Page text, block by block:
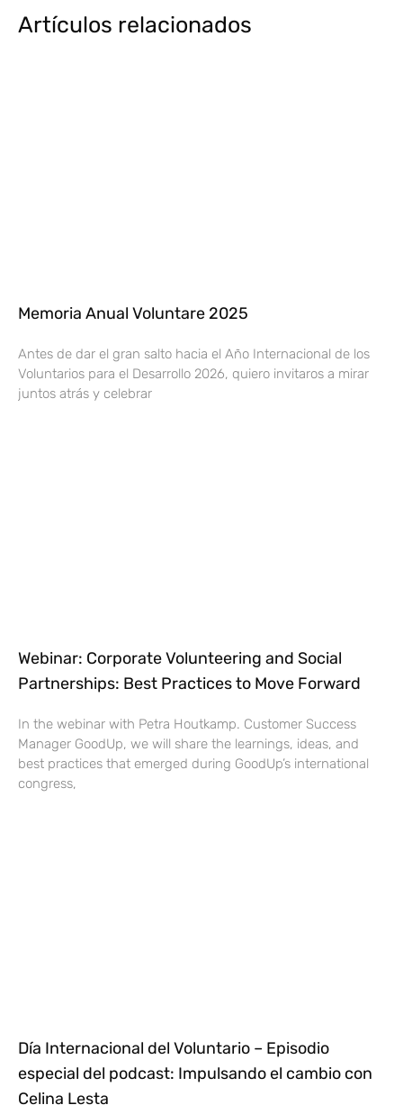
Artículos relacionados
Memoria Anual Voluntare 2025
Antes de dar el gran salto hacia el Año Internacional de los
Voluntarios para el Desarrollo 2026, quiero invitaros a mirar
juntos atrás y celebrar
Webinar: Corporate Volunteering and Social
Partnerships: Best Practices to Move Forward
In the webinar with Petra Houtkamp. Customer Success
Manager GoodUp, we will share the learnings, ideas, and
best practices that emerged during GoodUp’s international
congress,
Día Internacional del Voluntario – Episodio
especial del podcast: Impulsando el cambio con
Celina Lesta